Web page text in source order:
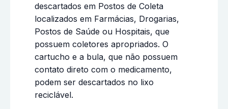
descartados em Postos de Coleta
localizados em Farmácias, Drogarias,
Postos de Saúde ou Hospitais, que
possuem coletores apropriados. O
cartucho e a bula, que não possuem
contato direto com o medicamento,
podem ser descartados no lixo
reciclável.